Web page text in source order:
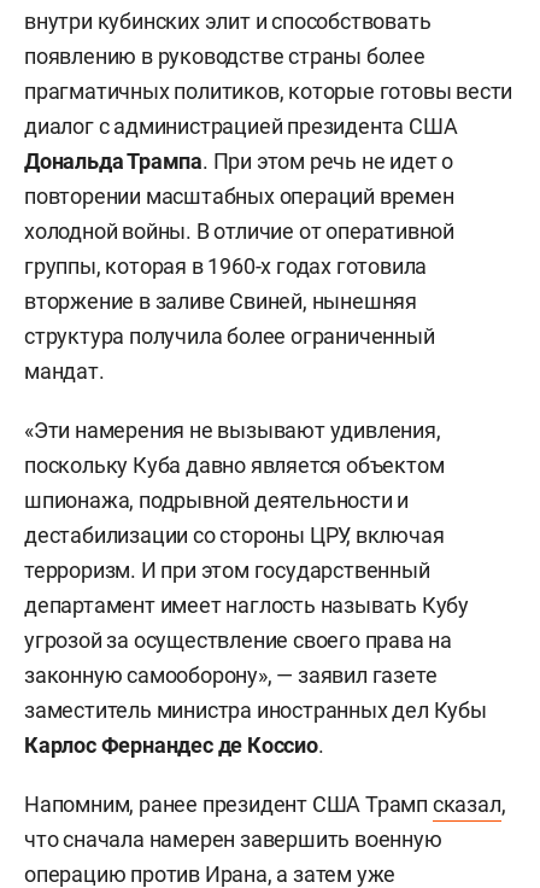
внутри кубинских элит и способствовать
появлению в руководстве страны более
прагматичных политиков, которые готовы вести
диалог с администрацией президента США
Дональда Трампа. При этом речь не идет о
повторении масштабных операций времен
холодной войны. В отличие от оперативной
группы, которая в 1960-х годах готовила
вторжение в заливе Свиней, нынешняя
структура получила более ограниченный
мандат.
«Эти намерения не вызывают удивления,
поскольку Куба давно является объектом
шпионажа, подрывной деятельности и
дестабилизации со стороны ЦРУ, включая
терроризм. И при этом государственный
департамент имеет наглость называть Кубу
угрозой за осуществление своего права на
законную самооборону», — заявил газете
заместитель министра иностранных дел Кубы
Карлос Фернандес де Коссио.
Напомним, ранее президент США Трамп сказал,
что сначала намерен завершить военную
операцию против Ирана, а затем уже